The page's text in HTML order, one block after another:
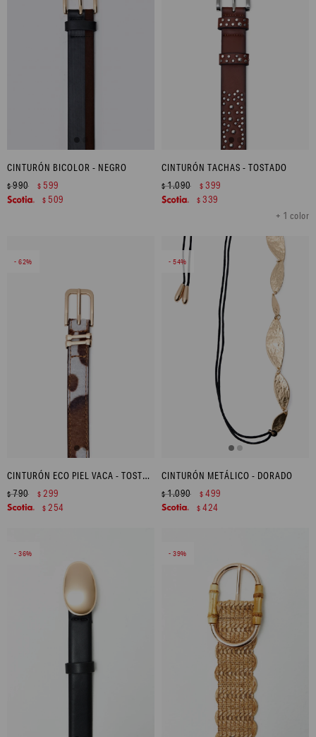
CINTURÓN BICOLOR - NEGRO
$990 $ 599
$ 509
CINTURÓN TACHAS - TOSTADO
+ 1 color
$1.090 $ 399
$ 339
62
CINTURÓN ECO PIEL VACA - TOSTADO
$790 $ 299
$ 254
54
CINTURÓN METÁLICO - DORADO
$1.090 $ 499
$ 424
36 39